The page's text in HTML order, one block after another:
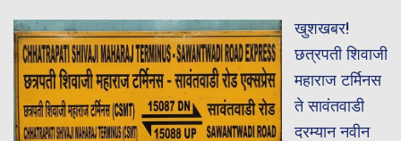
खुशखबर!
छत्रपती शिवाजी
महाराज टर्मिनस
ते सावंतवाडी
दरम्यान नवीन